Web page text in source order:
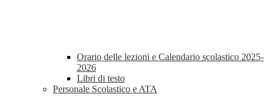
Orario delle lezioni e Calendario scolastico 2025-
2026
Libri di testo
Personale Scolastico e ATA